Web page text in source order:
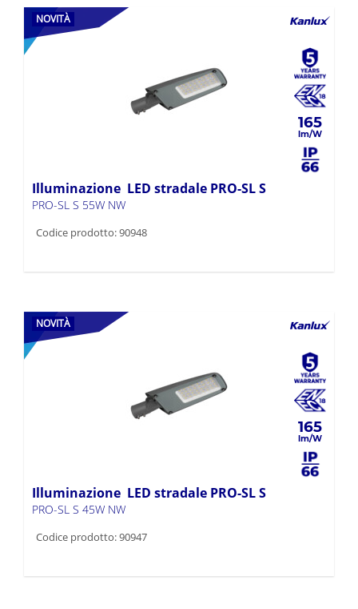
NOVITÀ
165
Illuminazione LED stradale PRO-SL S
PRO-SL S 55W NW
Codice prodotto: 90948
NOVITÀ
165
Illuminazione LED stradale PRO-SL S
PRO-SL S 45W NW
Codice prodotto: 90947